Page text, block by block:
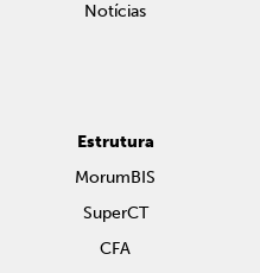
Notícias
Estrutura
MorumBIS
SuperCT
CFA